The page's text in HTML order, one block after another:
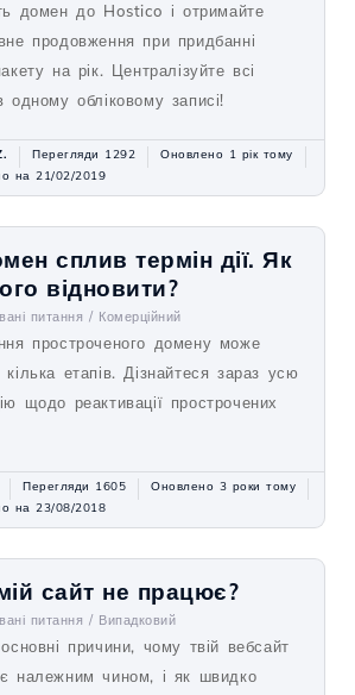
домен до Hostico і отримайте
продовження при придбанні
на рік. Централізуйте всі
одному обліковому записі!
Перегляди 1292
Оновлено 1 рік тому
на 21/02/2019
сплив термін дії. Як
відновити?
питання / Комерційний
простроченого домену може
етапів. Дізнайтеся зараз усю
щодо реактивації прострочених
Перегляди 1605
Оновлено 3 роки тому
на 23/08/2018
сайт не працює?
питання / Випадковий
причини, чому твій вебсайт
належним чином, і як швидко